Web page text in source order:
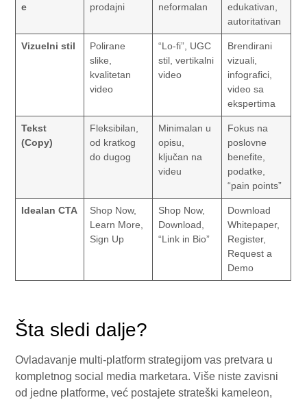
e
prodajni
neformalan
edukativan,
autoritativan
Vizuelni stil
Polirane
slike,
kvalitetan
video
“Lo-fi”, UGC
stil, vertikalni
video
Brendirani
vizuali,
infografici,
video sa
ekspertima
Tekst
(Copy)
Fleksibilan,
od kratkog
do dugog
Minimalan u
opisu,
ključan na
videu
Fokus na
poslovne
benefite,
podatke,
“pain points”
Idealan CTA
Shop Now,
Learn More,
Sign Up
Shop Now,
Download,
“Link in Bio”
Download
Whitepaper,
Register,
Request a
Demo
Šta sledi dalje?
Ovladavanje multi-platform strategijom vas pretvara u
kompletnog social media marketara. Više niste zavisni
od jedne platforme, već postajete strateški kameleon,